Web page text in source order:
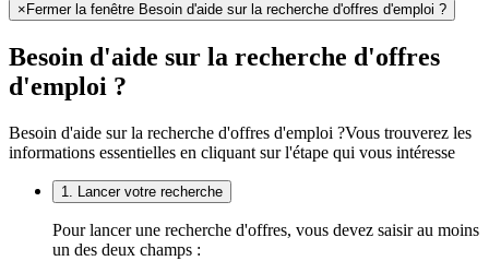
× Fermer la fenêtre Besoin d'aide sur la recherche d'offres d'emploi ?
Besoin d'aide sur la recherche d'offres
d'emploi ?
Besoin d'aide sur la recherche d'offres d'emploi ?Vous trouverez les
informations essentielles en cliquant sur l'étape qui vous intéresse
1. Lancer votre recherche
Pour lancer une recherche d'offres, vous devez saisir au moins
un des deux champs :